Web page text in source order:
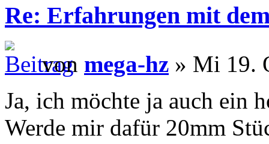
Re: Erfahrungen mit
von mega-hz » Mi 19.
Ja, ich möchte ja auch ein
Werde mir dafür 20mm